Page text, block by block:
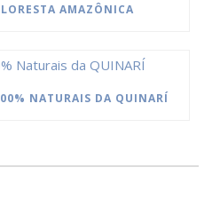
AMAZÔNICA
NATURAIS DA QUINARÍ